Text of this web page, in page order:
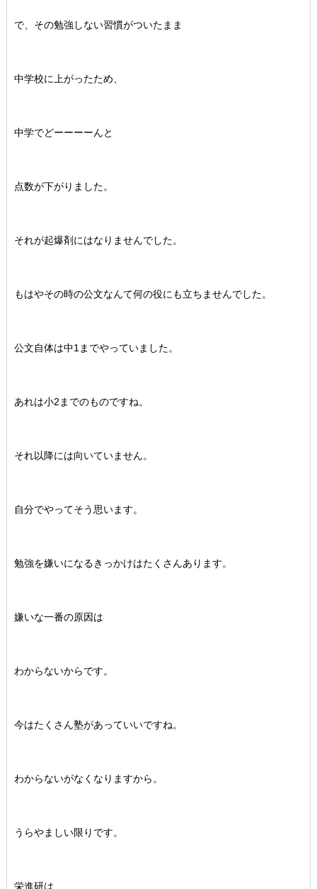
で、その勉強しない習慣がついたまま
中学校に上がったため、
中学でどーーーーんと
点数が下がりました。
それが起爆剤にはなりませんでした。
もはやその時の公文なんて何の役にも立ちませんでした。
公文自体は中1までやっていました。
あれは小2までのものですね。
それ以降には向いていません。
自分でやってそう思います。
勉強を嫌いになるきっかけはたくさんあります。
嫌いな一番の原因は
わからないからです。
今はたくさん塾があっていいですね。
わからないがなくなりますから。
うらやましい限りです。
栄進研は